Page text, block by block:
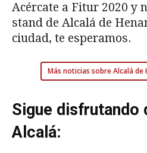
Acércate a Fitur 2020 y
stand de Alcalá de
ciudad, te esperamos.
Más noticias sobre Alcalá de
Sigue disfrutando
Alcalá: